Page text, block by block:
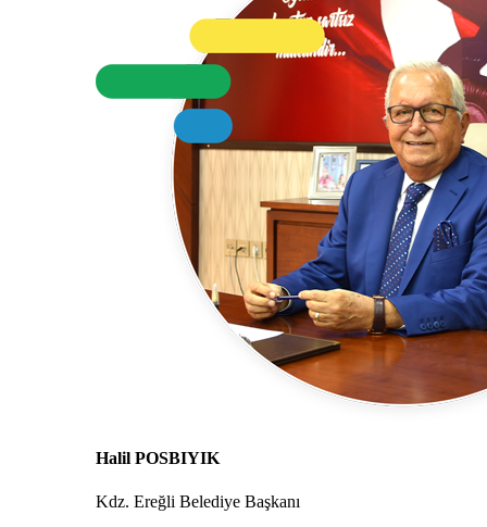
Halil POSBIYIK
Kdz. Ereğli Belediye Başkanı